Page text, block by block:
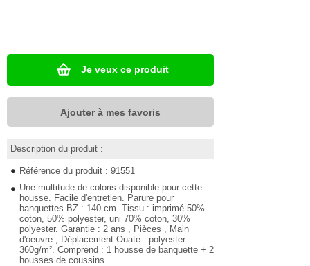
Je veux ce produit
Ajouter à mes favoris
Description du produit :
Référence du produit : 91551
Une multitude de coloris disponible pour cette
housse. Facile d'entretien. Parure pour
banquettes BZ : 140 cm. Tissu : imprimé 50%
coton, 50% polyester, uni 70% coton, 30%
polyester. Garantie : 2 ans , Pièces , Main
d'oeuvre , Déplacement Ouate : polyester
360g/m². Comprend : 1 housse de banquette + 2
housses de coussins.